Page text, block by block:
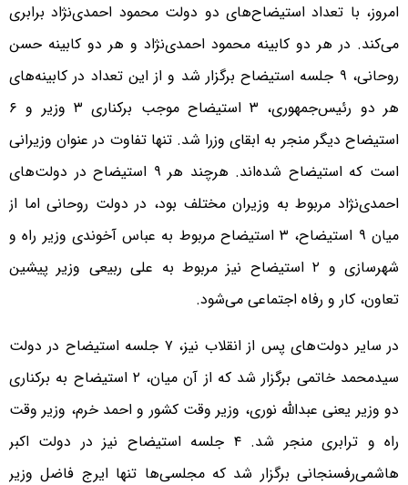
امروز، با تعداد استیضاح‌های دو دولت محمود احمدی‌نژاد برابری
می‌کند. در هر دو کابینه محمود احمدی‌نژاد و هر دو کابینه حسن
روحانی، ۹ جلسه استیضاح برگزار شد و از این تعداد در کابینه‌های
هر دو رئیس‌جمهوری، ۳ استیضاح موجب برکناری ۳ وزیر و ۶
استیضاح دیگر منجر به ابقای وزرا شد. تنها تفاوت در عنوان وزیرانی
است که استیضاح شده‌اند. هرچند هر ۹ استیضاح در دولت‌های
احمدی‌نژاد مربوط به وزیران مختلف بود، در دولت روحانی اما از
میان ۹ استیضاح، ۳ استیضاح مربوط به عباس آخوندی وزیر راه و
شهرسازی و ۲ استیضاح نیز مربوط به علی ربیعی وزیر پیشین
تعاون، کار و رفاه اجتماعی می‌شود.
در سایر دولت‌های پس از انقلاب نیز، ۷ جلسه استیضاح در دولت
سید‌محمد خاتمی برگزار شد که از آن میان، ۲ استیضاح به برکناری
دو وزیر یعنی عبدالله نوری، وزیر وقت کشور و احمد خرم، وزیر وقت
راه و ترابری منجر شد. ۴ جلسه استیضاح نیز در دولت اکبر
هاشمی‌رفسنجانی برگزار شد که مجلسی‌ها تنها ایرج فاضل وزیر